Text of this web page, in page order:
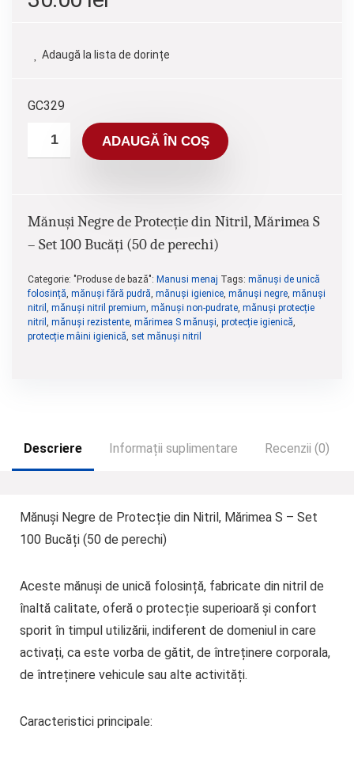
Adaugă la lista de dorințe
GC329
ADAUGĂ ÎN COȘ
Mănuși Negre de Protecție din Nitril, Mărimea S
– Set 100 Bucăți (50 de perechi)
Categorie: "Produse de bază": Manusi menaj Tags: mănuși de unică
folosință mănuși fără pudră mănuși igienice mănuși negre mănuși
nitril
mănuși nitril premium mănuși non-pudrate mănuși protecție
nitril
mănuși rezistente mărimea S mănuși protecție igienică
protecție mâini igienică set mănuși nitril
Descriere Informații suplimentare Recenzii (0)
Mănuși Negre de Protecție din Nitril, Mărimea S – Set
100 Bucăți (50 de perechi)
Aceste mănuși de unică folosință, fabricate din nitril de
înaltă calitate, oferă o protecție superioară și confort
sporit în timpul utilizării, indiferent de domeniul in care
activați, ca este vorba de gătit, de întreținere corporala,
de întreținere vehicule sau alte activități.
Caracteristici principale: